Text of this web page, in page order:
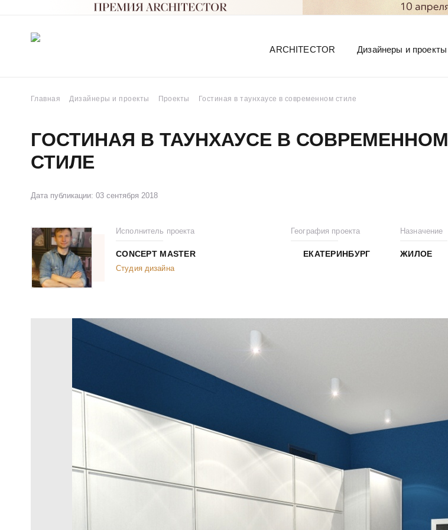
ARCHITECTOR Дизайнеры и проекты
Главная Дизайнеры и проекты Проекты Гостиная в таунхаусе в современном стиле
ГОСТИНАЯ В ТАУНХАУСЕ В СОВРЕМЕННОМ
СТИЛЕ
Дата публикации: 03 сентября 2018
Исполнитель проекта
CONCEPT MASTER
Студия дизайна
География проекта
ЕКАТЕРИНБУРГ
Назначение
ЖИЛОЕ